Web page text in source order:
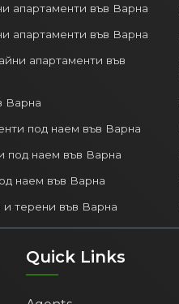
апартаменти във Варна
апартаменти във Варна
апартаменти във
Варна
под наем във Варна
под наем във Варна
наем във Варна
терени във Варна
Quick Links